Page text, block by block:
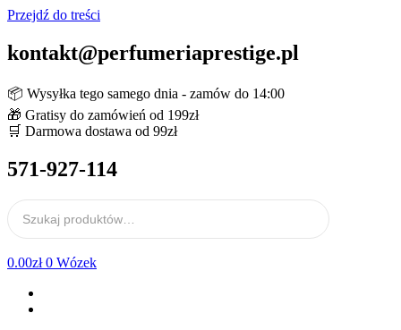
Przejdź do treści
kontakt@perfumeriaprestige.pl
📦 Wysyłka tego samego dnia - zamów do 14:00
🎁 Gratisy do zamówień od 199zł
🛒 Darmowa dostawa od 99zł
571-927-114
0.00zł 0 Wózek